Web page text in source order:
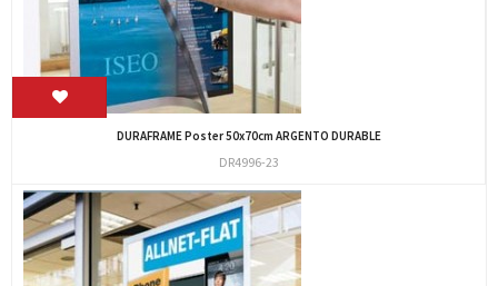
DURAFRAME Poster 50x70cm ARGENTO DURABLE
DR4996-23